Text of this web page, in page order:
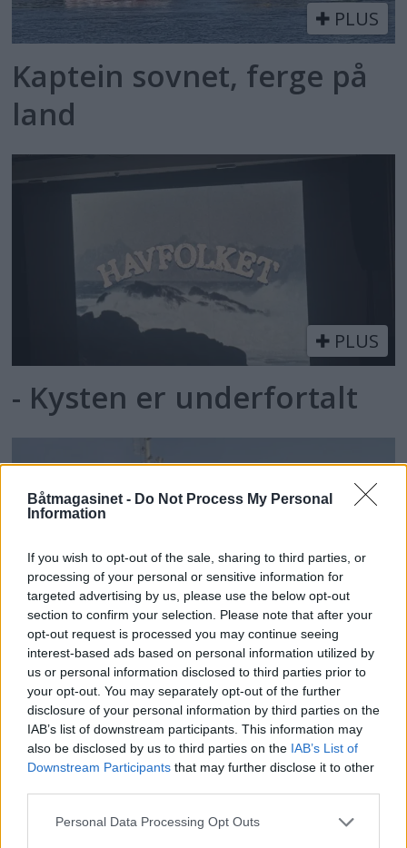
Båtmagasinet - Do Not Process My Personal
Information
If you wish to opt-out of the sale, sharing to third parties, or
processing of your personal or sensitive information for
targeted advertising by us, please use the below opt-out
section to confirm your selection. Please note that after your
opt-out request is processed you may continue seeing
interest-based ads based on personal information utilized by
us or personal information disclosed to third parties prior to
your opt-out. You may separately opt-out of the further
disclosure of your personal information by third parties on the
IAB’s list of downstream participants. This information may
also be disclosed by us to third parties on the IAB’s List of
Downstream Participants that may further disclose it to other
Personal Data Processing Opt Outs
PLUS
Kaptein sovnet, ferge på
land
PLUS
- Kysten er underfortalt
Losen avviser straffeskyld
ANNONSØRINNHOLD